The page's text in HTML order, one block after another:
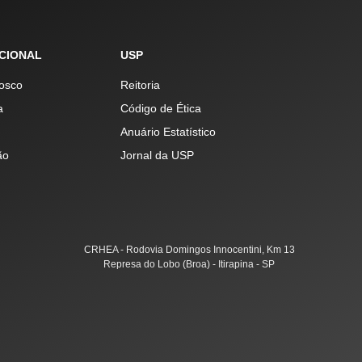
USP
Reitoria
Código de Ética
Anuário Estatístico
Jornal da USP
CRHEA - Rodovia Domingos Innocentini, Km 13
Represa do Lobo (Broa) - Itirapina - SP